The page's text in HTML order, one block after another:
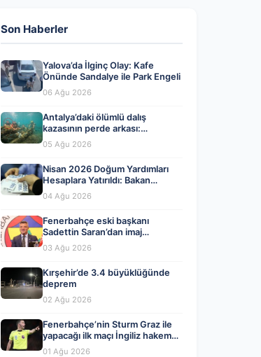
Son Haberler
Yalova’da İlginç Olay: Kafe
Önünde Sandalye ile Park Engeli
06 Ağu 2026
Antalya’daki ölümlü dalış
kazasının perde arkası:
Organizatörler ve yasal ihlaller
tartışılıyor
05 Ağu 2026
Nisan 2026 Doğum Yardımları
Hesaplara Yatırıldı: Bakan
Göktaş’tan Önemli Açıklama
04 Ağu 2026
Fenerbahçe eski başkanı
Sadettin Saran’dan imaj
değişikliği! İşte yeni tarzı…
03 Ağu 2026
Kırşehir’de 3.4 büyüklüğünde
deprem
02 Ağu 2026
Fenerbahçe’nin Sturm Graz ile
yapacağı ilk maçı İngiliz hakem
Chris Kavanagh yönetecek
01 Ağu 2026